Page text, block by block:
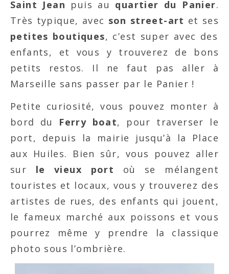
Saint Jean puis au quartier du Panier.
Très typique, avec son street-art et ses
petites boutiques, c’est super avec des
enfants, et vous y trouverez de bons
petits restos. Il ne faut pas aller à
Marseille sans passer par le Panier !
Petite curiosité, vous pouvez monter à
bord du Ferry boat, pour traverser le
port, depuis la mairie jusqu’à la Place
aux Huiles. Bien sûr, vous pouvez aller
sur le vieux port où se mélangent
touristes et locaux, vous y trouverez des
artistes de rues, des enfants qui jouent,
le fameux marché aux poissons et vous
pourrez même y prendre la classique
photo sous l’ombrière.